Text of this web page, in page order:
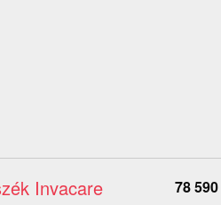
Invacare
78 590